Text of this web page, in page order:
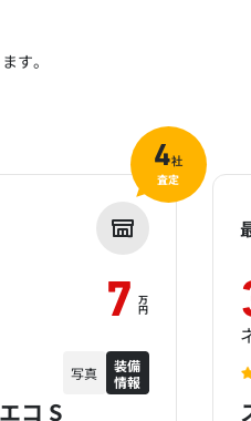
す。
コ S
7 万
円
写真
装備
情報
4社
査定